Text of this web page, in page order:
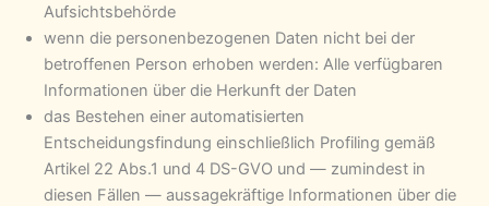
Aufsichtsbehörde
wenn die personenbezogenen Daten nicht bei der
betroffenen Person erhoben werden: Alle verfügbaren
Informationen über die Herkunft der Daten
das Bestehen einer automatisierten
Entscheidungsfindung einschließlich Profiling gemäß
Artikel 22 Abs.1 und 4 DS-GVO und — zumindest in
diesen Fällen — aussagekräftige Informationen über die